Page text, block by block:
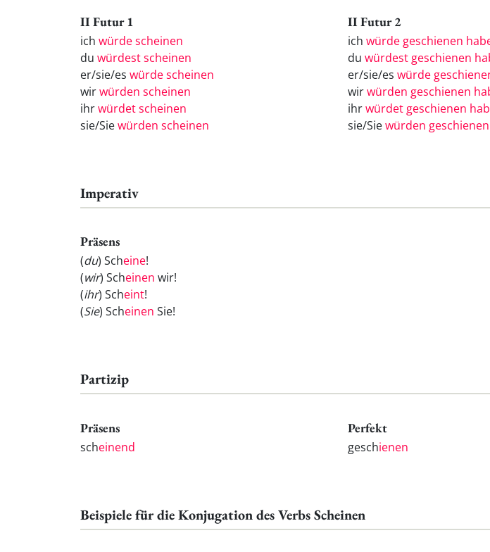
II Futur 1
ich würde scheinen
du würdest scheinen
er/sie/es würde scheinen
wirwürden scheinen
ihrwürdet scheinen
sie/Siewürden scheinen
II Futur 2
ich würde geschienen
du würdest geschienen
er/sie/es würde
wirwürden geschienen
ihrwürdet geschienen
sie/Siewürden
Imperativ
Präsens
(du) Scheine!
(wir) Scheinen wir!
(ihr) Scheint!
(Sie) Scheinen Sie!
Partizip
Präsens
scheinend
Perfekt
geschienen
Beispiele für die Konjugation des Verbs Scheinen